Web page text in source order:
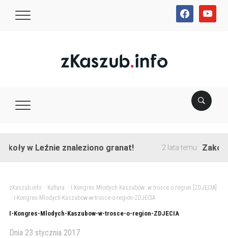
facebookyoutube
w Leźnie znaleziono granat! 2 lata temu
zKaszub.info> Kultura
I Kongres Młodych Kaszubów: w trosce o region [ZDJĘCIA]
I-Kongres-Mlodych-Kaszubow-w-trosce-o-region-ZDJECIA
I-Kongres-Mlodych-Kaszubow-w-trosce-o-region-ZDJECIA
Dnia 23 stycznia 2017